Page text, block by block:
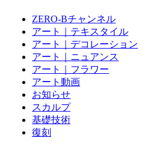
ZERO-Bチャンネル
アート｜テキスタイル
アート｜デコレーション
アート｜ニュアンス
アート｜フラワー
アート動画
お知らせ
スカルプ
基礎技術
復刻